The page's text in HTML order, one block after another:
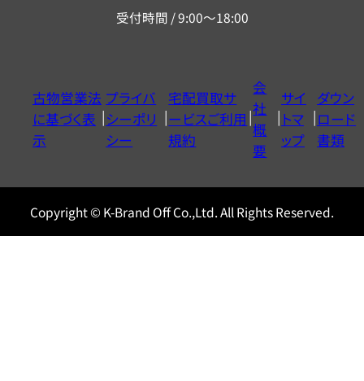
ー
ヤ
ル
0120604117
受付時間 / 9:00～18:00
古物営業法
に基づく表
示
プライバ
シーポリ
シー
宅配買取サ
ービスご利用
規約
会
社
概
要
サイ
トマ
ップ
ダウン
ロード
書類
Copyright © K-Brand Off Co.,Ltd. All Rights Reserved.